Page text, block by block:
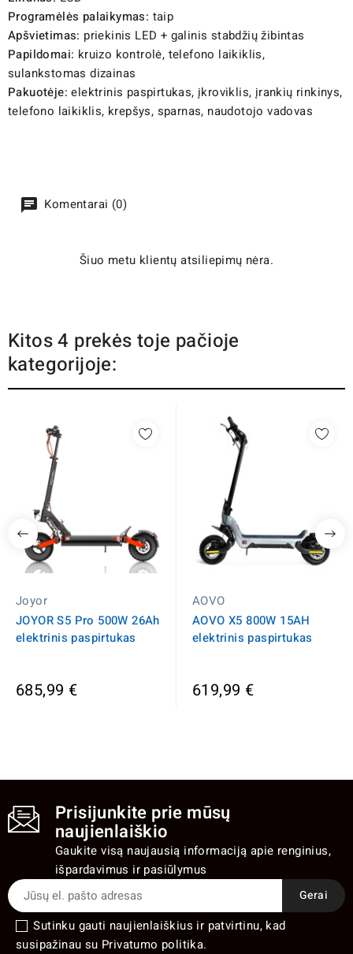
Programėlės palaikymas: taip
Apšvietimas: priekinis LED + galinis stabdžių žibintas
Papildomai: kruizo kontrolė, telefono laikiklis,
sulankstomas dizainas
Pakuotėje: elektrinis paspirtukas, įkroviklis, įrankių rinkinys,
telefono laikiklis, krepšys, sparnas, naudotojo vadovas
Komentarai (0)
Šiuo metu klientų atsiliepimų nėra.
Kitos 4 prekės toje pačioje
kategorijoje:
Joyor
JOYOR S5 Pro 500W 26Ah
elektrinis paspirtukas
685,99 €
AOVO
AOVO X5 800W 15AH
elektrinis paspirtukas
619,99 €
Prisijunkite prie mūsų
naujienlaiškio
Gaukite visą naujausią informaciją apie renginius,
išpardavimus ir pasiūlymus
Sutinku gauti naujienlaiškius ir patvirtinu, kad
susipažinau su Privatumo politika.